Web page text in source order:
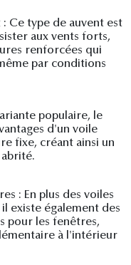
Ce type de auvent est
aux vents forts,
renforcées qui
par conditions
populaire, le
d'un voile
fixe, créant ainsi un
: En plus des voiles
existe également des
pour les fenêtres,
à l'intérieur